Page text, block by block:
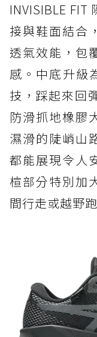
INVISIBLE FIT
接與鞋面結合
透氣效能，包
感。中底升級
技，踩起來回
防滑抓地橡膠
濕滑的陡峭山
都能展現令人
楦部分特別加
間行走或越野